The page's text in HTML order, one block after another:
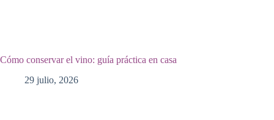
Cómo conservar el vino: guía práctica en casa
29 julio, 2026